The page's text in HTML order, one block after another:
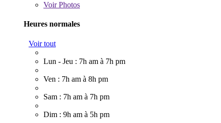
VoirPhotos
Heures normales
Voir tout
Lun - Jeu : 7h am à 7h pm
Ven : 7h am à 8h pm
Sam : 7h am à 7h pm
Dim : 9h am à 5h pm